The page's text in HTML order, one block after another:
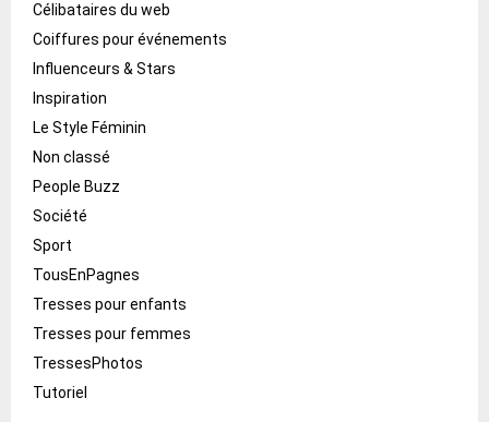
Célibataires du web
Coiffures pour événements
Influenceurs & Stars
Inspiration
Le Style Féminin
Non classé
People Buzz
Société
Sport
TousEnPagnes
Tresses pour enfants
Tresses pour femmes
TressesPhotos
Tutoriel